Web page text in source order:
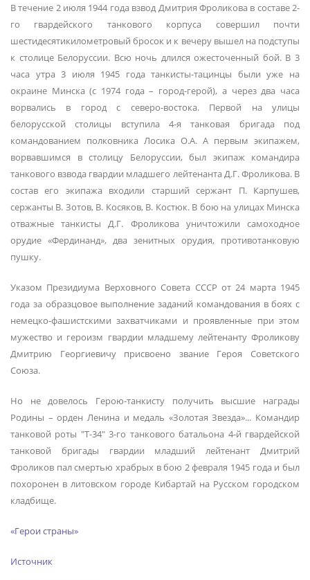
В течение 2 июля 1944 года взвод Дмитрия Фроликова в составе 2-
го гвардейского танкового корпуса совершил почти
шестидесятикилометровый бросок и к вечеру вышел на подступы
к столице Белоруссии. Всю ночь длился ожесточенный бой. В 3
часа утра 3 июля 1945 года танкисты-тацинцы были уже на
окраине Минска (с 1974 года – город-герой), а через два часа
ворвались в город с северо-востока. Первой на улицы
белорусской столицы вступила 4-я танковая бригада под
командованием полковника Лосика О.А. А первым экипажем,
ворвавшимся в столицу Белоруссии, был экипаж командира
танкового взвода гвардии младшего лейтенанта Д.Г. Фроликова. В
состав его экипажа входили старший сержант П. Карпушев,
сержанты В. Зотов, В. Косяков, В. Костюк. В бою на улицах Минска
отважные танкисты Д.Г. Фроликова уничтожили самоходное
орудие «Фердинанд», два зенитных орудия, противотанковую
пушку.
Указом Президиума Верховного Совета СССР от 24 марта 1945
года за образцовое выполнение заданий командования в боях с
немецко-фашистскими захватчиками и проявленные при этом
мужество и героизм гвардии младшему лейтенанту Фроликову
Дмитрию Георгиевичу присвоено звание Героя Советского
Союза.
Но не довелось Герою-танкисту получить высшие награды
Родины – орден Ленина и медаль «Золотая Звезда»... Командир
танковой роты "Т-34" 3-го танкового батальона 4-й гвардейской
танковой бригады гвардии младший лейтенант Дмитрий
Фроликов пал смертью храбрых в бою 2 февраля 1945 года и был
похоронен в литовском городе Кибартай на Русском городском
кладбище.
«Герои страны»
Источник